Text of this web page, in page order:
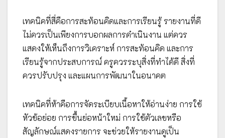
เทคนิคที่สี่คือการสะท้อนคิดและการเรียนรู้ รายงานที่ดี
ไม่ควรเป็นเพียงการบอกผลการดำเนินงาน แต่ควร
แสดงให้เห็นถึงการวิเคราะห์ การสะท้อนคิด และการ
เรียนรู้จากประสบการณ์ ครูควรระบุสิ่งที่ทำได้ดี สิ่งที่
ควรปรับปรุง และแผนการพัฒนาในอนาคต
เทคนิคที่ห้าคือการจัดระเบียบเนื้อหาให้อ่านง่าย การใช้
หัวข้อย่อย การขึ้นย่อหน้าใหม่ การใช้ตัวเลขหรือ
สัญลักษณ์แสดงรายการ จะช่วยให้รายงานดูเป็น